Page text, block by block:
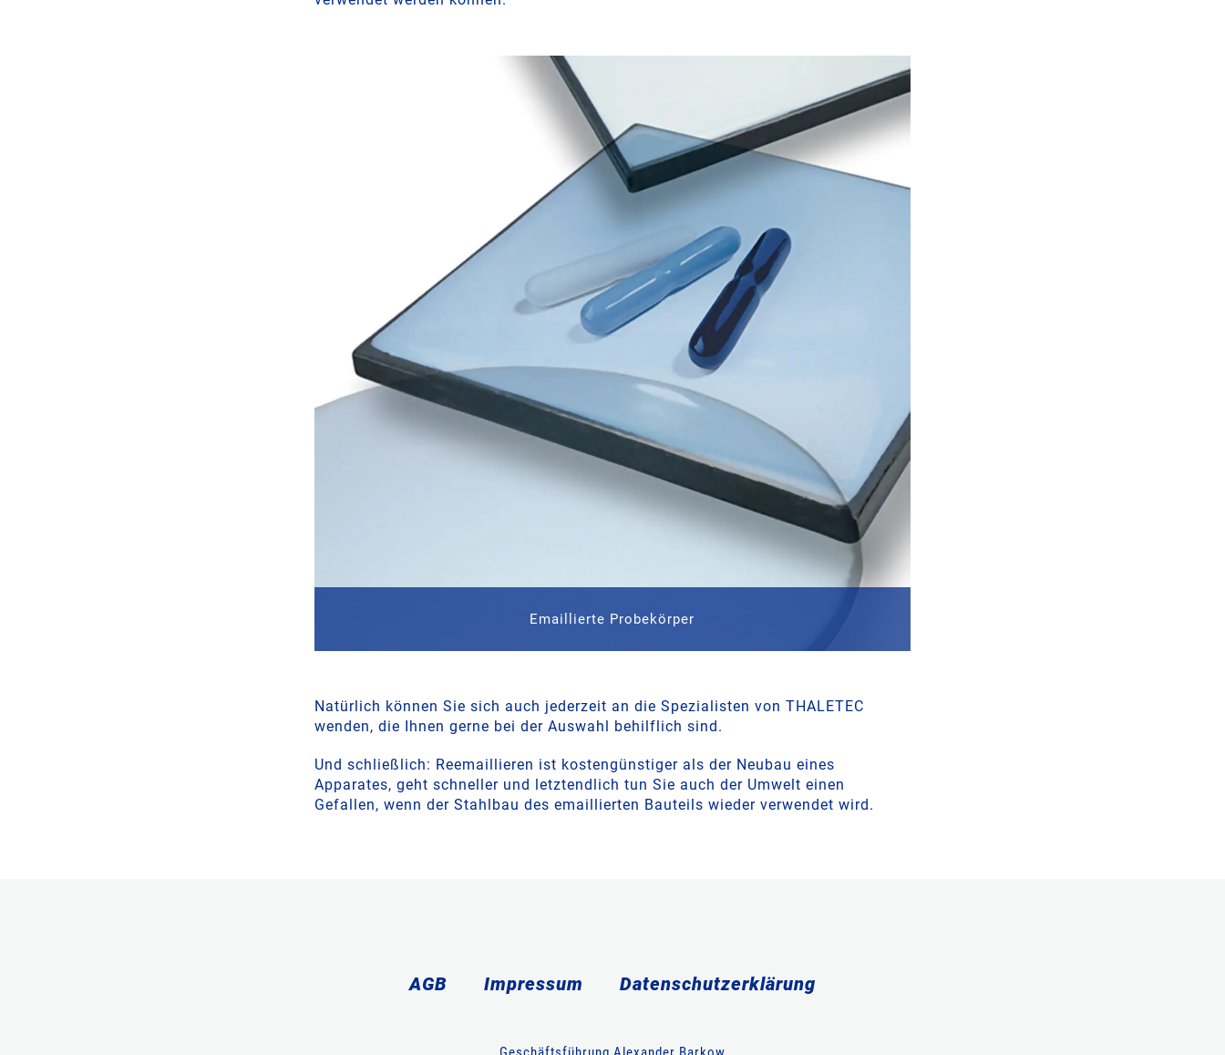
Emaillierte Probekörper
Natürlich können Sie sich auch jederzeit an die Spezialisten von THALETEC
wenden, die Ihnen gerne bei der Auswahl behilflich sind.
Und schließlich: Reemaillieren ist kostengünstiger als der Neubau eines
Apparates, geht schneller und letztendlich tun Sie auch der Umwelt einen
Gefallen, wenn der Stahlbau des emaillierten Bauteils wieder verwendet wird.
AGB Impressum Datenschutzerklärung